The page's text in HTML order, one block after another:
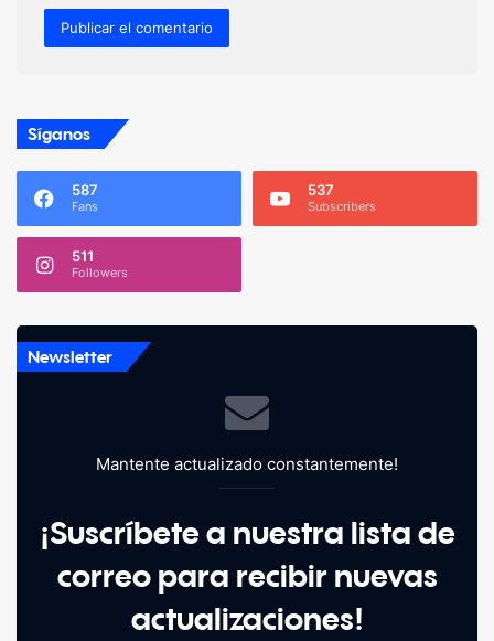
Síganos
587
Fans
537
Subscribers
511
Followers
Newsletter
Mantente actualizado constantemente!
¡Suscríbete a nuestra lista de
correo para recibir nuevas
actualizaciones!